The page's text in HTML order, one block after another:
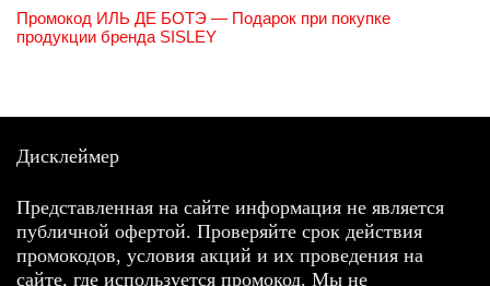
Промокод ИЛЬ ДЕ БОТЭ — Подарок при покупке
продукции бренда SISLEY
Дисклеймер
Представленная на сайте информация не является
публичной офертой. Проверяйте срок действия
промокодов, условия акций и их проведения на
сайте, где используется промокод. Мы не